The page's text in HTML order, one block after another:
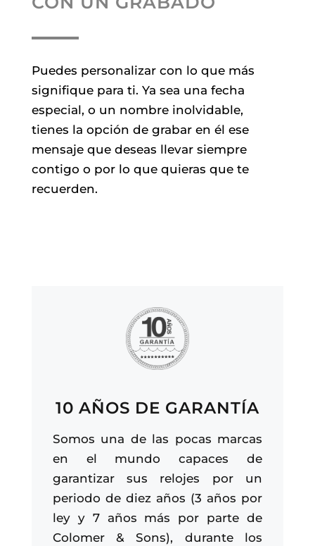
Puedes personalizar con lo que más
signifique para ti. Ya sea una fecha
especial, o un nombre inolvidable,
tienes la opción de grabar en él ese
mensaje que deseas llevar siempre
contigo o por lo que quieras que te
recuerden.
10 AÑOS DE GARANTÍA
Somos una de las pocas marcas
en el mundo capaces de
garantizar sus relojes por un
periodo de diez años (3 años por
ley y 7 años más por parte de
Colomer & Sons), durante los